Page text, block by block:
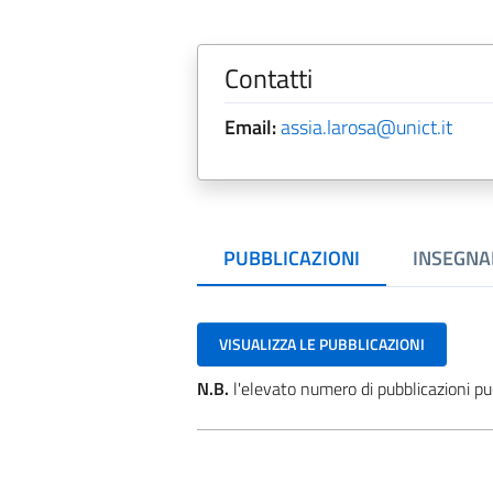
Contatti
Email:assia.larosa@unict.it
PUBBLICAZIONI
VISUALIZZA LE PUBBLICAZIONI
N.B. l'elevato numero di pubblicazioni